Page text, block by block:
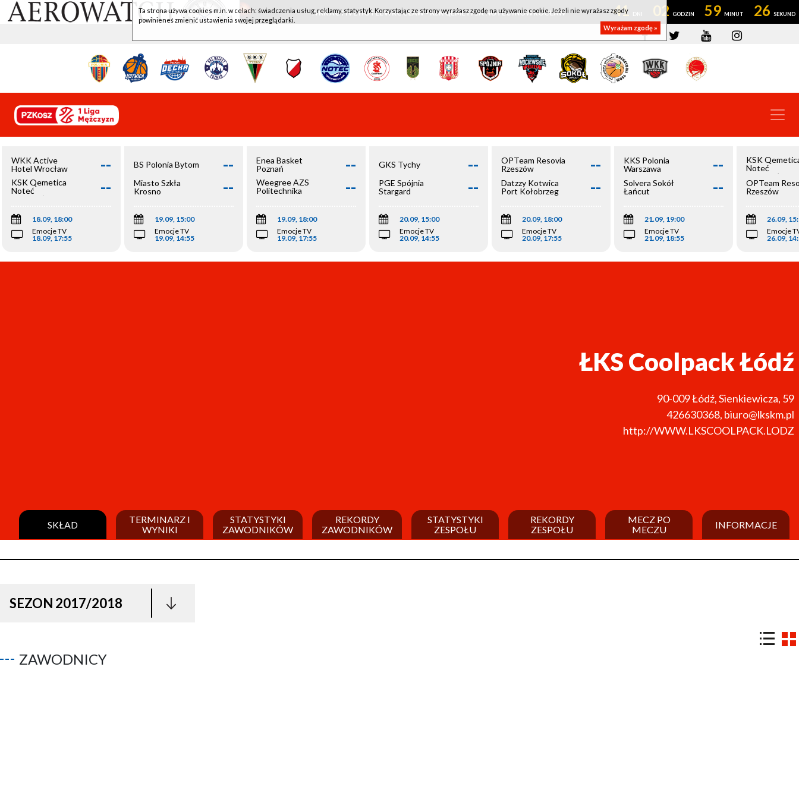
WKK ACTIVE HOTEL WROCŁAW - KSK QEMETICA NOTEĆ INOWROCŁAW 41 02 59 26
WKK Active
Hotel Wrocław
--
KSK Qemetica
Noteć
Inowrocław
--
18.09, 18:00
Emocje TV
18.09, 17:55
BS Polonia Bytom --
Miasto Szkła
Krosno
--
19.09, 15:00
Emocje TV
19.09, 14:55
Enea Basket
Poznań
--
Weegree AZS
Politechnika
--
19.09, 18:00
Emocje TV
19.09, 17:55
GKS Tychy --
PGE Spójnia
Stargard
--
20.09, 15:00
Emocje TV
20.09, 14:55
OPTeam Resovia
Rzeszów
--
Datzzy Kotwica
Port Kołobrzeg
--
20.09, 18:00
Emocje TV
20.09, 17:55
KKS Polonia
Warszawa
--
Solvera Sokół
Łańcut
--
21.09, 19:00
Emocje TV
21.09, 18:55
KSK
Noteć
Inowrocław
OPTeam
Rzeszów
26.09,
Emocje
26.09,
ŁKS Coolpack Łódź
90-009Łódź,Sienkiewicza, 59
426630368, biuro@lkskm.pl
http://WWW.LKSCOOLPACK.LODZ
SKŁAD
TERMINARZ I
WYNIKI
STATYSTYKI
ZAWODNIKÓW
REKORDY
ZAWODNIKÓW
STATYSTYKI
ZESPOŁU
REKORDY
ZESPOŁU
MECZ PO
MECZU
INFORMACJE
SEZON 2017/2018
ZAWODNICY
Ta strona używa cookies m.in. w celach: świadczenia usług, reklamy, statystyk. Korzystając ze strony wyrażasz zgodę na używanie cookie. Jeżeli nie wyrażasz zgody
powinieneś zmienić ustawienia swojej przeglądarki.
Wyrażam zgodę »